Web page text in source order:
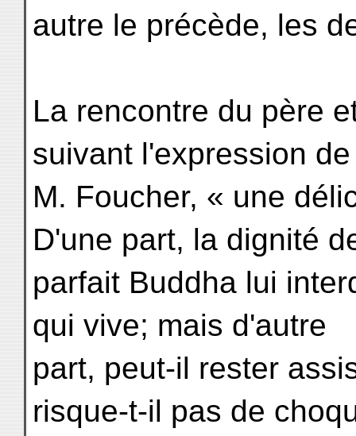
autre le précède, les
La rencontre du père
suivant l'expression de
M. Foucher, « une
D'une part, la dignité
parfait Buddha lui
qui vive; mais d'autre
part, peut-il rester
risque-t-il pas de